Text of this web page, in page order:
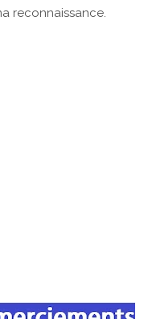
reconnaissance.